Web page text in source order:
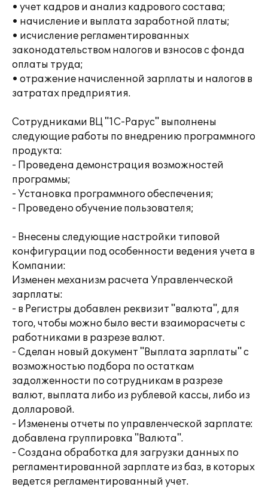
• учет кадров и анализ кадрового состава;
• начисление и выплата заработной платы;
• исчисление регламентированных
законодательством налогов и взносов с фонда
оплаты труда;
• отражение начисленной зарплаты и налогов в
затратах предприятия.
Сотрудниками ВЦ "1С-Рарус" выполнены
следующие работы по внедрению программного
продукта:
- Проведена демонстрация возможностей
программы;
- Установка программного обеспечения;
- Проведено обучение пользователя;
- Внесены следующие настройки типовой
конфигурации под особенности ведения учета в
Компании:
Изменен механизм расчета Управленческой
зарплаты:
- в Регистры добавлен реквизит "валюта", для
того, чтобы можно было вести взаиморасчеты с
работниками в разрезе валют.
- Сделан новый документ "Выплата зарплаты" с
возможностью подбора по остаткам
задолженности по сотрудникам в разрезе
валют, выплата либо из рублевой кассы, либо из
долларовой.
- Изменены отчеты по управленческой зарплате:
добавлена группировка "Валюта".
- Создана обработка для загрузки данных по
регламентированной зарплате из баз, в которых
ведется регламентированный учет.